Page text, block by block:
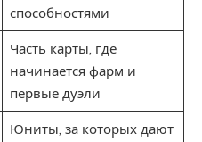
способностями
Часть карты, где
начинается фарм и
первые дуэли
Юниты, за которых дают